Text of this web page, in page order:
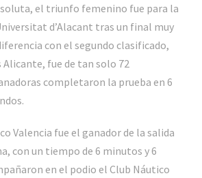
el triunfo femenino fue para la
d’Alacant tras un final muy
con el segundo clasificado,
Alicante, fue de tan solo 72
completaron la prueba en 6
Valencia fue el ganador de la salida
con un tiempo de 6 minutos y 6
en el podio el Club Náutico